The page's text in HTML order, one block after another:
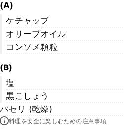
(A)
ケチャップ
オリーブオイル
コンソメ顆粒
(B)
塩
黒こしょう
パセリ (乾燥)
料理を安全に楽しむための注意事項